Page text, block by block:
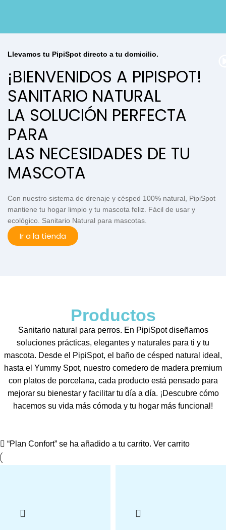
Llevamos tu PipiSpot directo a tu domicilio.
¡BIENVENIDOS A PIPISPOT!
SANITARIO NATURAL
LA SOLUCIÓN PERFECTA
PARA
LAS NECESIDADES DE TU
MASCOTA
Con nuestro sistema de drenaje y césped 100% natural, PipiSpot
mantiene tu hogar limpio y tu mascota feliz. Fácil de usar y
ecológico. Sanitario Natural para mascotas.
Ir a la tienda
Productos
Sanitario natural para perros. En PipiSpot diseñamos
soluciones prácticas, elegantes y naturales para ti y tu
mascota. Desde el PipiSpot, el baño de césped natural ideal,
hasta el Yummy Spot, nuestro comedero de madera premium
con platos de porcelana, cada producto está pensado para
mejorar su bienestar y facilitar tu día a día. ¡Descubre cómo
hacemos su vida más cómoda y tu hogar más funcional!
“Plan Confort” se ha añadido a tu carrito. Ver carrito